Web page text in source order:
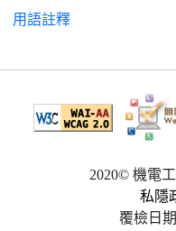
用語註釋
2020© 機電
私隱
覆檢日